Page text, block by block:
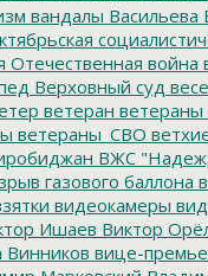
вандалы Васильева
Отечественная война
Верховный суд
ветеран ветераны
ветераны_СВО
ВЖС
газового баллона
видеокамеры
Ишаев Виктор
Винников вице-